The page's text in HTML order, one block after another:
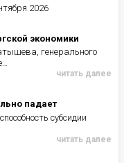
2026
экономики
генерального
читать далее
падает
субсидии
читать далее